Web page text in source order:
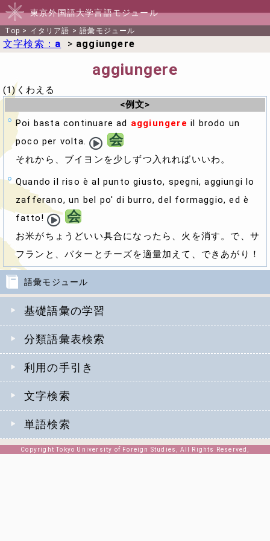
東京外国語大学言語モジュール
Top > イタリア語 >語彙モジュール
語彙モジュール
基礎語彙の学習
分類語彙表検索
利用の手引き
文字検索
単語検索
文字検索： a > aggiungere
aggiungere
(1)くわえる
<例文>
Poi basta continuare ad aggiungere il brodo un
poco per volta.
会
それから、ブイヨンを少しずつ入れればいいわ。
Quando il riso è al punto giusto, spegni, aggiungi lo
zafferano, un bel po' di burro, del formaggio, ed è
fatto!
会
お米がちょうどいい具合になったら、火を消す。で、サ
フランと、バターとチーズを適量加えて、できあがり！
Copyright Tokyo University of Foreign Studies, All Rights Reserved,